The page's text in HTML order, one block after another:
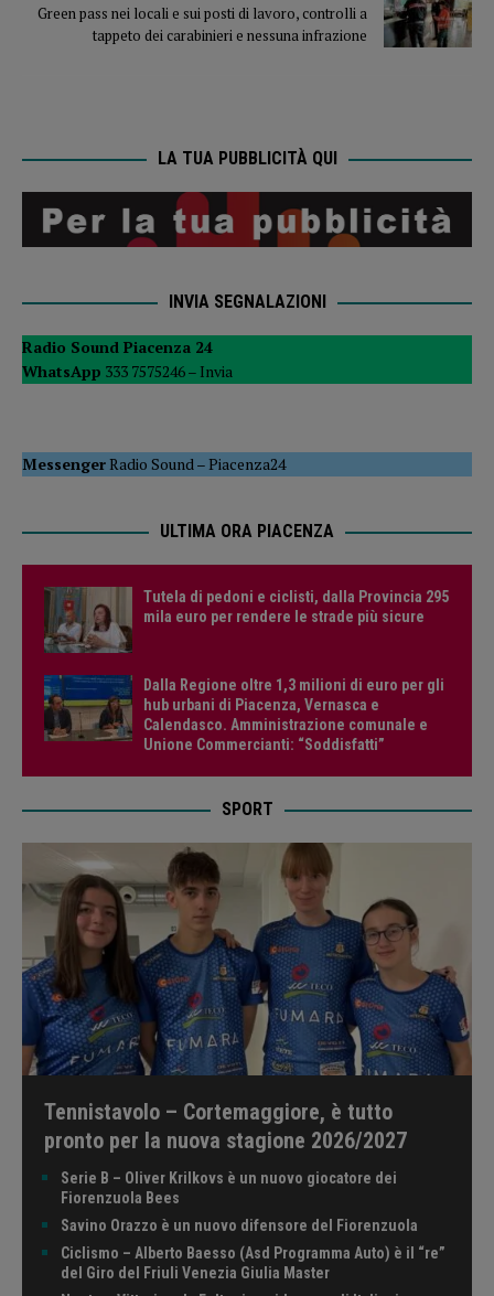
Green pass nei locali e sui posti di lavoro, controlli a
tappeto dei carabinieri e nessuna infrazione
LA TUA PUBBLICITÀ QUI
INVIA SEGNALAZIONI
Radio Sound Piacenza 24
WhatsApp 333 7575246 – Invia
MessengerRadio Sound–Piacenza24
ULTIMA ORA PIACENZA
Tutela di pedoni e ciclisti, dalla Provincia 295
mila euro per rendere le strade più sicure
Dalla Regione oltre 1,3 milioni di euro per gli
hub urbani di Piacenza, Vernasca e
Calendasco. Amministrazione comunale e
Unione Commercianti: “Soddisfatti”
SPORT
Tennistavolo – Cortemaggiore, è tutto
pronto per la nuova stagione 2026/2027
Serie B – Oliver Krilkovs è un nuovo giocatore dei
Fiorenzuola Bees
Savino Orazzo è un nuovo difensore del Fiorenzuola
Ciclismo – Alberto Baesso (Asd Programma Auto) è il “re”
del Giro del Friuli Venezia Giulia Master